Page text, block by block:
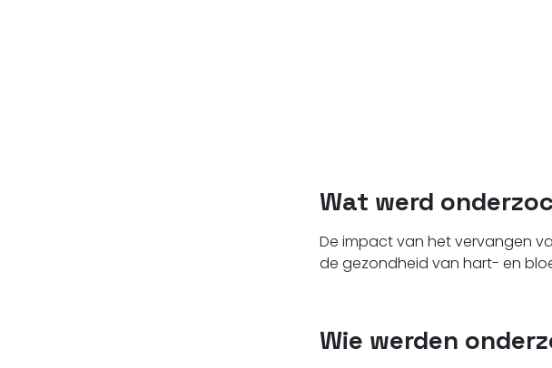
Wat werd
De impact van het vervangen
de gezondheid van hart- en
Wie werden